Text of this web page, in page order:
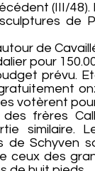
(III/
de
de
pour
prévu.
votèrent
frères
similaire.
de Schyven
ceux des